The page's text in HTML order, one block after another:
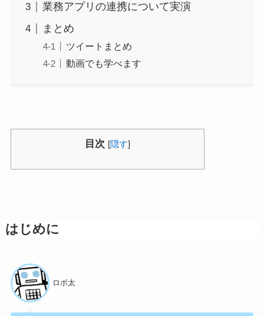
業務アプリの連携について実演
まとめ
ツイートまとめ
動画でも学べます
目次 [隠す]
はじめに
ロボ太